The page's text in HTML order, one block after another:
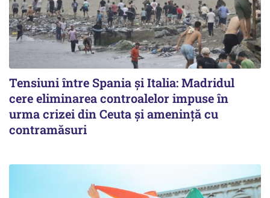
Tensiuni între Spania și Italia: Madridul
cere eliminarea controalelor impuse în
urma crizei din Ceuta și amenință cu
contramăsuri